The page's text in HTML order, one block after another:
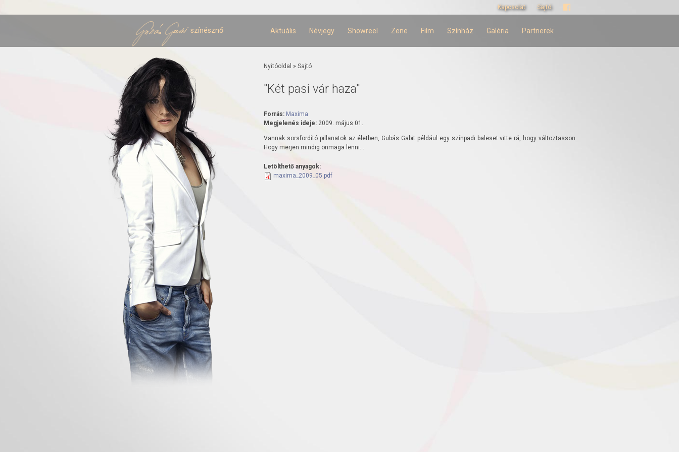
tartalomra
Kapcsolat Sajtó
színésznő Aktuális Névjegy Showreel Zene Film Színház Galéria Partnerek
Jelenlegi hely
Nyitóoldal » Sajtó
"Két pasi vár haza"
Forrás: Maxima
Megjelenés ideje: 2009. május 01.
Vannak sorsfordító pillanatok az életben, Gubás Gabit például egy színpadi baleset vitte rá, hogy változtasson.
Hogy merjen mindig önmaga lenni...
Letölthető anyagok:
maxima_2009_05.pdf